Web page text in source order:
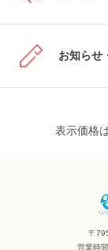
お知らせ
表示価格
〒
営業時